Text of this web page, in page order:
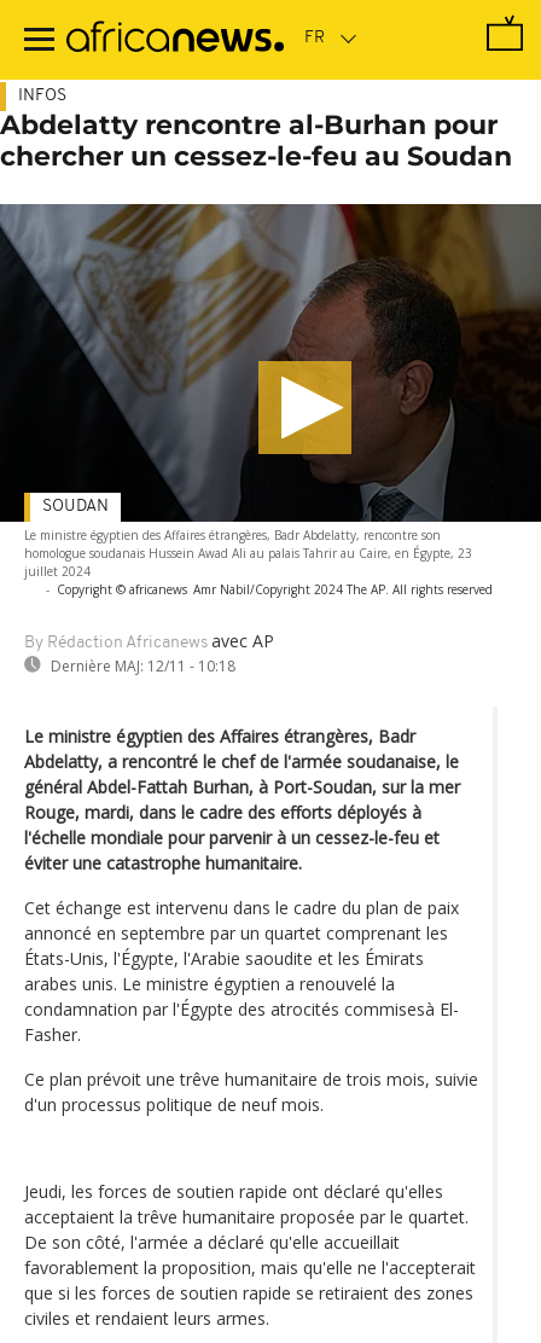
contenu
INFOS
Abdelatty rencontre al-Burhan pour
chercher un cessez-le-feu au Soudan
Le ministre égyptien des Affaires étrangères, Badr Abdelatty, rencontre son
homologue soudanais Hussein Awad Ali au palais Tahrir au Caire, en Égypte, 23
juillet 2024
- Copyright © africanews Amr Nabil/Copyright 2024 The AP. All rights reserved
By Rédaction Africanews avec AP
Dernière MAJ: 12/11 - 10:18
SOUDAN
Le ministre égyptien des Affaires étrangères, Badr
Abdelatty, a rencontré le chef de l'armée soudanaise, le
général Abdel-Fattah Burhan, à Port-Soudan, sur la mer
Rouge, mardi, dans le cadre des efforts déployés à
l'échelle mondiale pour parvenir à un cessez-le-feu et
éviter une catastrophe humanitaire.
Cet échange est intervenu dans le cadre du plan de paix
annoncé en septembre par un quartet comprenant les
États-Unis, l'Égypte, l'Arabie saoudite et les Émirats
arabes unis. Le ministre égyptien a renouvelé la
condamnation par l'Égypte des atrocités commisesà El-
Fasher.
Ce plan prévoit une trêve humanitaire de trois mois, suivie
d'un processus politique de neuf mois.
Jeudi, les forces de soutien rapide ont déclaré qu'elles
acceptaient la trêve humanitaire proposée par le quartet.
De son côté, l'armée a déclaré qu'elle accueillait
favorablement la proposition, mais qu'elle ne l'accepterait
que si les forces de soutien rapide se retiraient des zones
civiles et rendaient leurs armes.